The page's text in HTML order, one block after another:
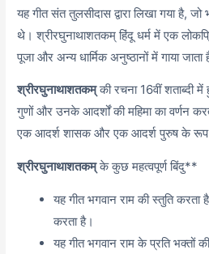
यह गीत संत तुलसीदास द्वारा लिखा गया है,
थे। श्रीरघुनाथाशतकम् हिंदू धर्म में एक
पूजा और अन्य धार्मिक अनुष्ठानों में गाया जाता
श्रीरघुनाथाशतकम्की रचना 16वीं शताब्दी
गुणों और उनके आदर्शों की महिमा का वर्णन
एक आदर्श शासक और एक आदर्श पुरुष के रूप
श्रीरघुनाथाशतकम्के कुछ महत्वपूर्ण बिंदु**
यह गीत भगवान राम की स्तुति करता
करता है।
यह गीत भगवान राम के प्रति भक्तों